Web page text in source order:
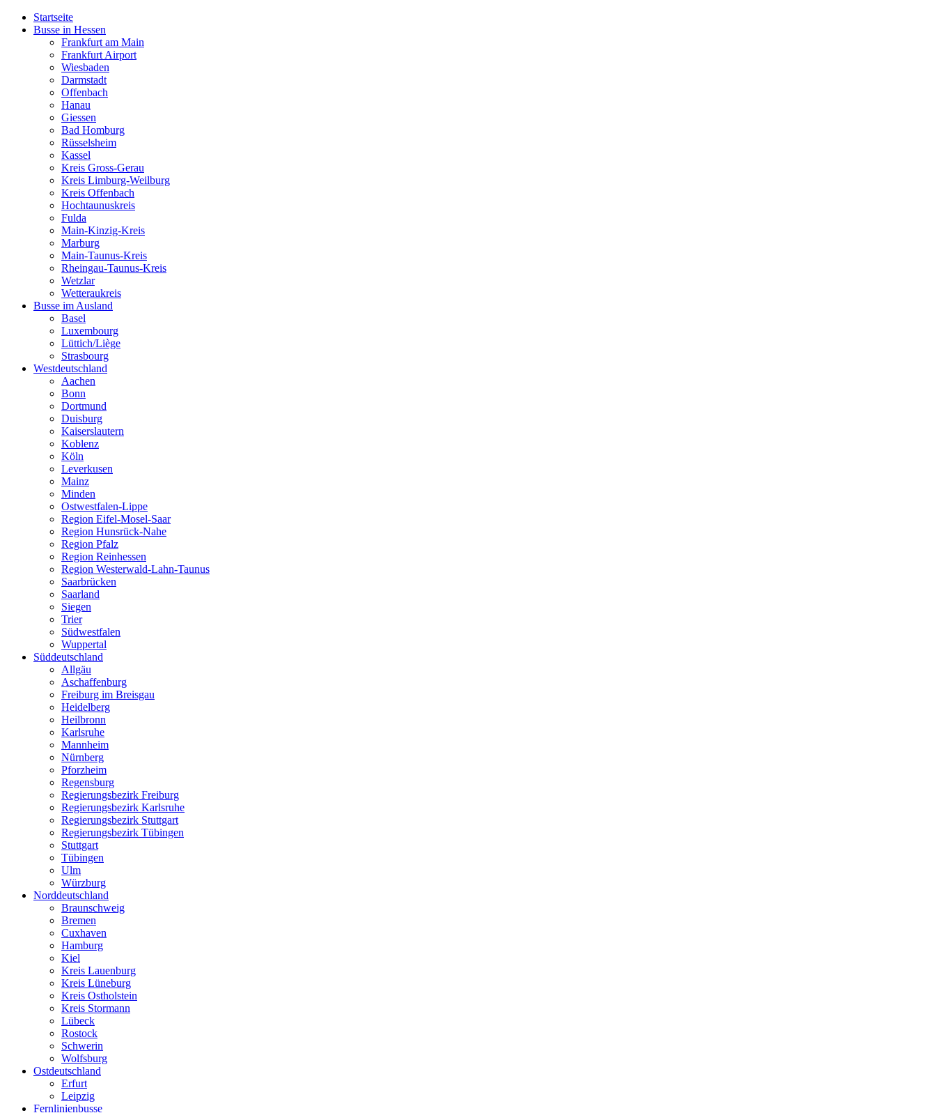
Startseite
Busse in Hessen
Frankfurt am Main
Frankfurt Airport
Wiesbaden
Darmstadt
Offenbach
Hanau
Giessen
Bad Homburg
Rüsselsheim
Kassel
Kreis Gross-Gerau
Kreis Limburg-Weilburg
Kreis Offenbach
Hochtaunuskreis
Fulda
Main-Kinzig-Kreis
Marburg
Main-Taunus-Kreis
Rheingau-Taunus-Kreis
Wetzlar
Wetteraukreis
Busse im Ausland
Basel
Luxembourg
Lüttich/Liège
Strasbourg
Westdeutschland
Aachen
Bonn
Dortmund
Duisburg
Kaiserslautern
Koblenz
Köln
Leverkusen
Mainz
Minden
Ostwestfalen-Lippe
Region Eifel-Mosel-Saar
Region Hunsrück-Nahe
Region Pfalz
Region Reinhessen
Region Westerwald-Lahn-Taunus
Saarbrücken
Saarland
Siegen
Trier
Südwestfalen
Wuppertal
Süddeutschland
Allgäu
Aschaffenburg
Freiburg im Breisgau
Heidelberg
Heilbronn
Karlsruhe
Mannheim
Nürnberg
Pforzheim
Regensburg
Regierungsbezirk Freiburg
Regierungsbezirk Karlsruhe
Regierungsbezirk Stuttgart
Regierungsbezirk Tübingen
Stuttgart
Tübingen
Ulm
Würzburg
Norddeutschland
Braunschweig
Bremen
Cuxhaven
Hamburg
Kiel
Kreis Lauenburg
Kreis Lüneburg
Kreis Ostholstein
Kreis Stormann
Lübeck
Rostock
Schwerin
Wolfsburg
Ostdeutschland
Erfurt
Leipzig
Fernlinienbusse